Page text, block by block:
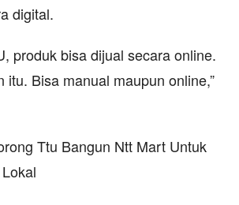
digital.
produk bisa dijual secara online.
itu. Bisa manual maupun online,”